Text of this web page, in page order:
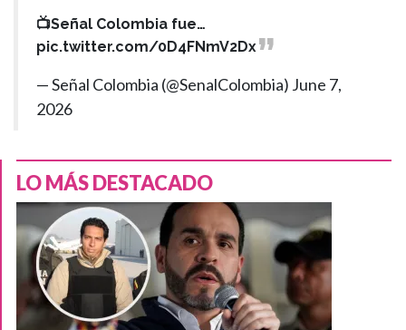
📺Señal Colombia fue…
pic.twitter.com/0D4FNmV2Dx
— Señal Colombia (@SenalColombia) June 7,
2026
LO MÁS DESTACADO